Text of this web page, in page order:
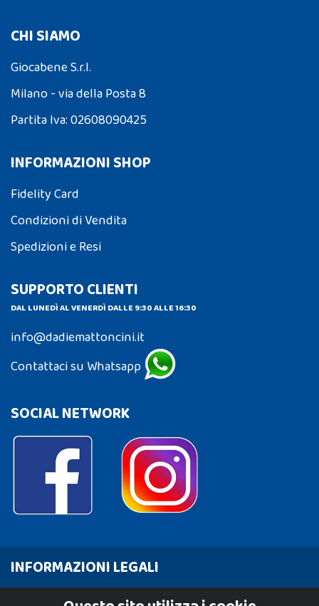
CHI SIAMO
Giocabene S.r.l.
Milano - via della Posta 8
Partita Iva: 02608090425
INFORMAZIONI SHOP
Fidelity Card
Condizioni di Vendita
Spedizioni e Resi
SUPPORTO CLIENTI
DAL LUNEDÌ AL VENERDÌ DALLE 9:30 ALLE 16:30
info@dadiemattoncini.it
Contattaci su Whatsapp
SOCIAL NETWORK
INFORMAZIONI LEGALI
Cookie Policy